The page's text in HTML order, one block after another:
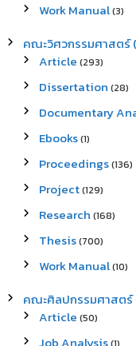
Work Manual(3)
คณะวิศวกรรมศาสตร์
Article (293)
Dissertation (28)
Documentary
Ebooks(1)
Proceedings(136)
Project(129)
Research (168)
Thesis(700)
Work Manual(10)
คณะศิลปกรรมศาสตร์
Article (50)